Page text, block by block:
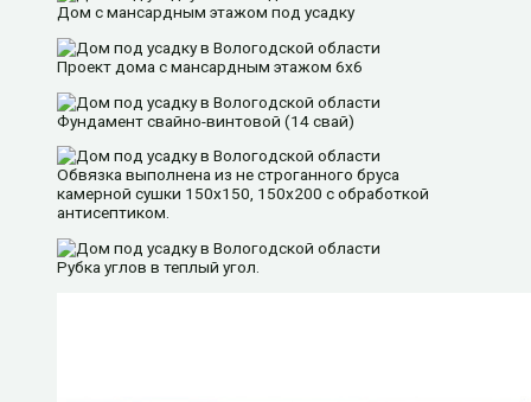
Дом с мансардным этажом под усадку
Проект дома с мансардным этажом 6х6
Фундамент свайно-винтовой (14 свай)
Обвязка выполнена из не строганного бруса
камерной сушки 150х150, 150х200 с обработкой
антисептиком.
Рубка углов в теплый угол.